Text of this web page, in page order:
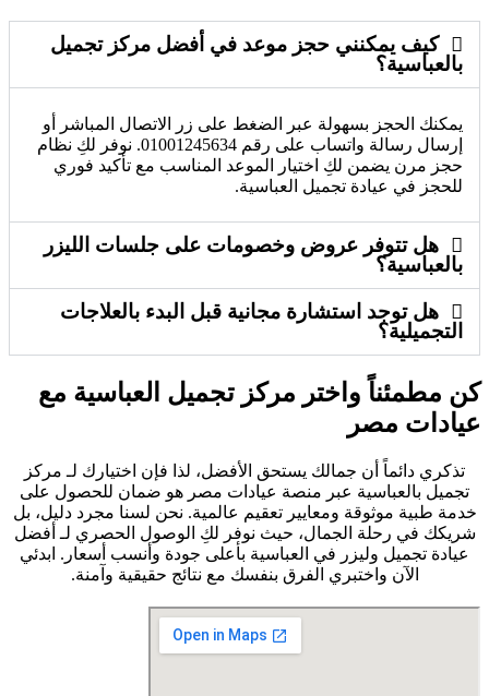
كيف يمكنني حجز موعد في أفضل مركز تجميل
بالعباسية؟
يمكنك الحجز بسهولة عبر الضغط على زر الاتصال المباشر أو
إرسال رسالة واتساب على رقم 01001245634. نوفر لكِ نظام
حجز مرن يضمن لكِ اختيار الموعد المناسب مع تأكيد فوري
للحجز في عيادة تجميل العباسية.
هل تتوفر عروض وخصومات على جلسات الليزر
بالعباسية؟
هل توجد استشارة مجانية قبل البدء بالعلاجات
التجميلية؟
كن مطمئناً واختر مركز تجميل العباسية مع
عيادات مصر
تذكري دائماً أن جمالك يستحق الأفضل، لذا فإن اختيارك لـ مركز
تجميل بالعباسية عبر منصة عيادات مصر هو ضمان للحصول على
خدمة طبية موثوقة ومعايير تعقيم عالمية. نحن لسنا مجرد دليل، بل
شريكك في رحلة الجمال، حيث نوفر لكِ الوصول الحصري لـ أفضل
عيادة تجميل وليزر في العباسية بأعلى جودة وأنسب أسعار. ابدئي
الآن واختبري الفرق بنفسك مع نتائج حقيقية وآمنة.